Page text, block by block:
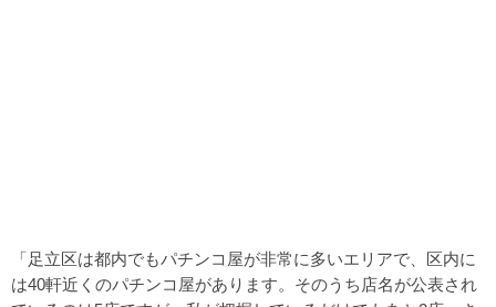
「足立区は都内でもパチンコ屋が非常に多いエリアで、区内に
は40軒近くのパチンコ屋があります。そのうち店名が公表され